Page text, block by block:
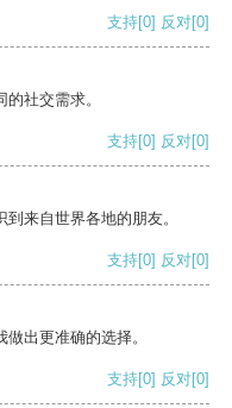
支持[0] 反对[0]
社交需求。
支持[0] 反对[0]
来自世界各地的朋友。
支持[0] 反对[0]
出更准确的选择。
支持[0] 反对[0]